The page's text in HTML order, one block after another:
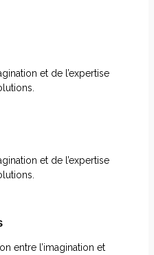
et de l’expertise
et de l’expertise
entre l’imagination et